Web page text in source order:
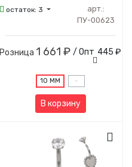
остаток: 3
арт.:
ПУ-00623
Розница 1 661 ₽ / Опт 445 ₽
10 ММ -
В корзину